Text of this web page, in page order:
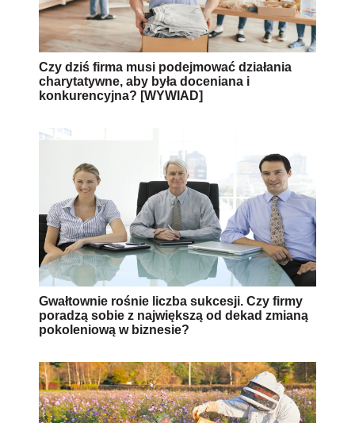
Czy dziś firma musi podejmować działania
charytatywne, aby była doceniana i
konkurencyjna? [WYWIAD]
Gwałtownie rośnie liczba sukcesji. Czy firmy
poradzą sobie z największą od dekad zmianą
pokoleniową w biznesie?